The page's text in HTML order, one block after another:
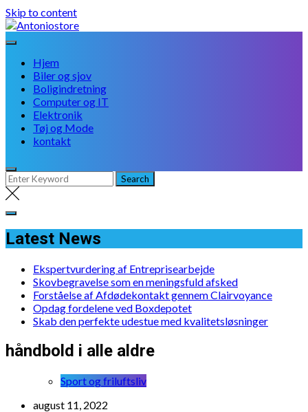
Skip to content
Hjem
Biler og sjov
Boligindretning
Computer og IT
Elektronik
Tøj og Mode
kontakt
Latest News
Ekspertvurdering af Entreprisearbejde
Skovbegravelse som en meningsfuld afsked
Forståelse af Afdødekontakt gennem Clairvoyance
Opdag fordelene ved Boxdepotet
Skab den perfekte udestue med kvalitetsløsninger
håndbold i alle aldre
Sport og friluftsliv
august 11, 2022